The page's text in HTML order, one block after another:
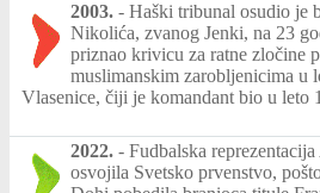
2003. - Haški tribunal osudio je
Nikolića, zvanog Jenki, na 23
priznao krivicu za ratne zločine
muslimanskim zarobljenicima u
Vlasenice, čiji je komandant bio u leto
2022. - Fudbalska
osvojila Svetsko prvenstvo,